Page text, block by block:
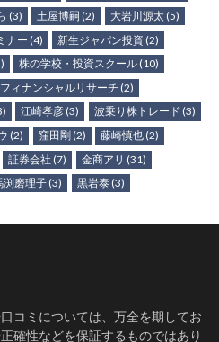
(3) 土屋博嗣 (2) 大岩川源太(5)
ナー (4) 新生ジャパン投資 (2)
株の学校・投資スクール (10)
ィナンシャルリサーチ (2)
江崎孝彦 (3) 波乗り株トレード (3)
(2) 窪田剛(2) 藤崎慎也(2)
証券会社 (7) 金商アリ (31)
渕磨理子 (3) 黒岩泰(3)
コミについては、万全を期してお
確性などを保証するものではあり